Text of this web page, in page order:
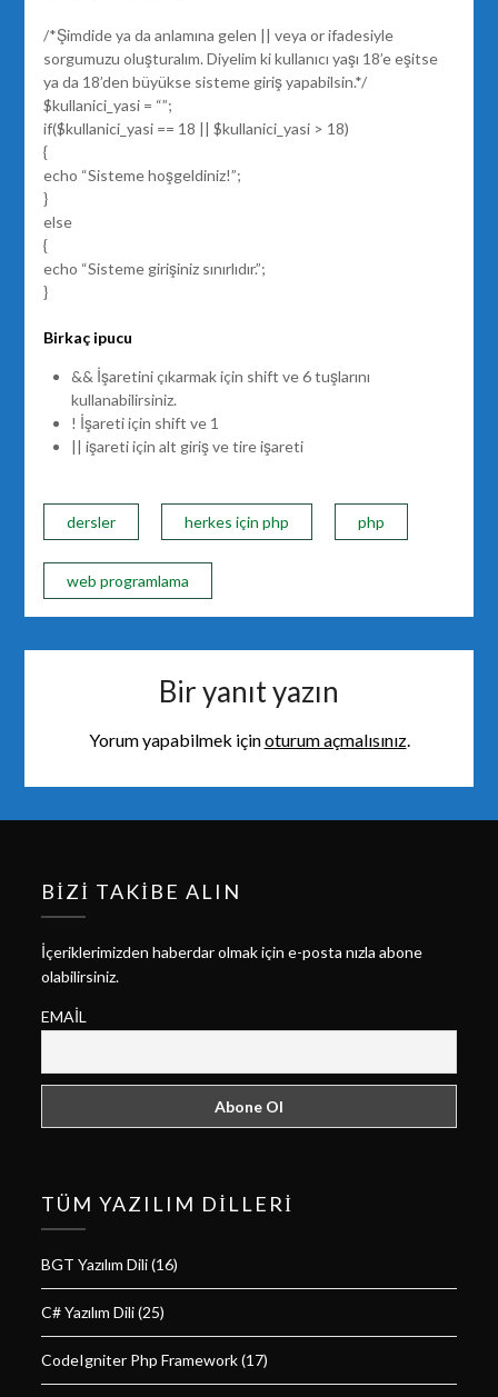
/*Şimdide ya da anlamına gelen || veya or ifadesiyle
sorgumuzu oluşturalım. Diyelim ki kullanıcı yaşı 18’e eşitse
ya da 18’den büyükse sisteme giriş yapabilsin.*/
$kullanici_yasi = “”;
if($kullanici_yasi == 18 || $kullanici_yasi > 18)
{
echo “Sisteme hoşgeldiniz!”;
}
else
{
echo “Sisteme girişiniz sınırlıdır.”;
}
Birkaç ipucu
&& İşaretini çıkarmak için shift ve 6 tuşlarını
kullanabilirsiniz.
! İşareti için shift ve 1
|| işareti için alt giriş ve tire işareti
dersler herkes için php php
web programlama
Bir yanıt yazın
Yorum yapabilmek içinoturum açmalısınız.
BIZI TAKIBE ALIN
İçeriklerimizden haberdar olmak için e-posta nızla abone
olabilirsiniz.
EMAIL
TÜM YAZILIM DILLERI
BGT Yazılım Dili(16)
C# Yazılım Dili(25)
CodeIgniter Php Framework(17)